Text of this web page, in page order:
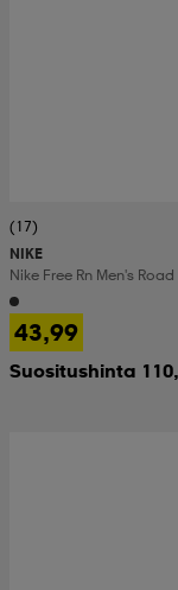
(17)
NIKE
Nike Free Rn Men's
43,99
Suositushinta